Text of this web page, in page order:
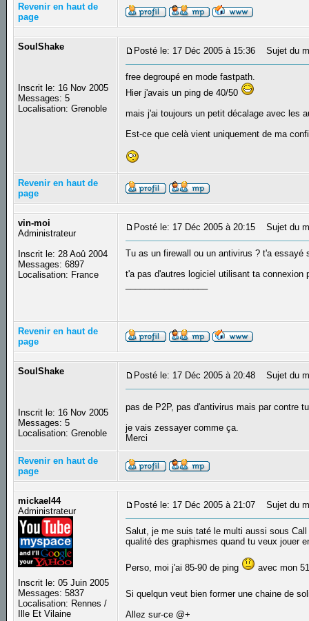
Revenir en haut de
page
SoulShake
Inscrit le: 16 Nov 2005
Messages: 5
Localisation: Grenoble
Posté le: 17 Déc 2005 à 15:36 Sujet du
free degroupé en mode fastpath.
Hier j'avais un ping de 40/50
mais j'ai toujours un petit décalage avec les
Est-ce que celà vient uniquement de ma
Revenir en haut de
page
vin-moi
Administrateur
Inscrit le: 28 Aoû 2004
Messages: 6897
Localisation: France
Posté le: 17 Déc 2005 à 20:15 Sujet du
Tu as un firewall ou un antivirus ? t'a essayé
t'a pas d'autres logiciel utilisant ta
Revenir en haut de
page
SoulShake
Inscrit le: 16 Nov 2005
Messages: 5
Localisation: Grenoble
Posté le: 17 Déc 2005 à 20:48 Sujet du
pas de P2P, pas d'antivirus mais par contre
je vais zessayer comme ça.
Merci
Revenir en haut de
page
mickael44
Administrateur
Inscrit le: 05 Juin 2005
Messages: 5837
Localisation: Rennes /
Ille Et Vilaine
Posté le: 17 Déc 2005 à 21:07 Sujet du
Salut, je me suis taté le multi aussi sous
qualité des graphismes quand tu veux jouer
Perso, moi j'ai 85-90 de ping avec mon
Si quelqun veut bien former une chaine de
Allez sur-ce @+